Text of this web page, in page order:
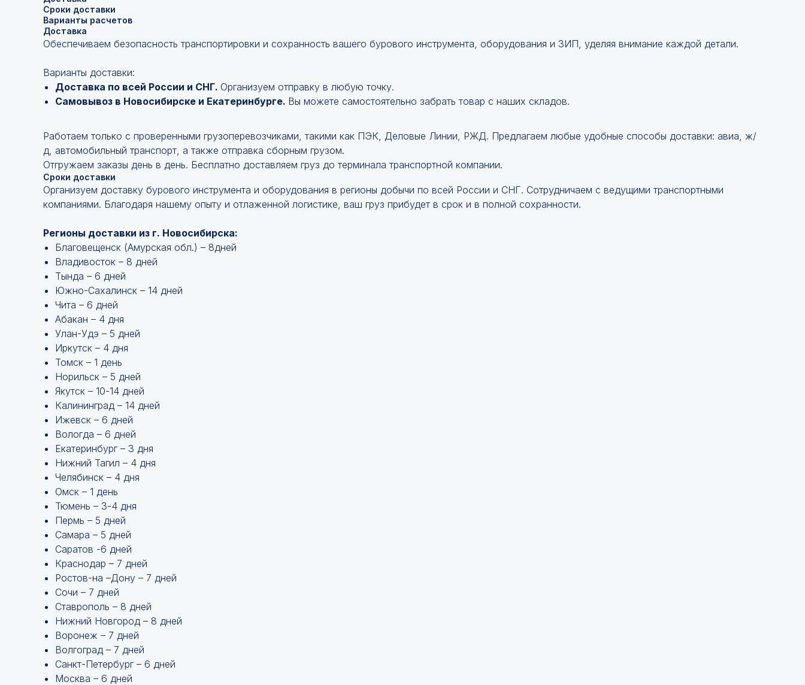
Сроки доставки
Варианты расчетов
Доставка
Обеспечиваем безопасность транспортировки и сохранность вашего бурового инструмента, оборудования и ЗИП, уделяя внимание каждой детали.
Варианты доставки:
Доставка по всей России и СНГ. Организуем отправку в любую точку.
Самовывоз в Новосибирске и Екатеринбурге. Вы можете самостоятельно забрать товар с наших складов.
Работаем только с проверенными грузоперевозчиками, такими как ПЭК, Деловые Линии, РЖД. Предлагаем любые удобные способы доставки: авиа, ж/
д, автомобильный транспорт, а также отправка сборным грузом.
Отгружаем заказы день в день. Бесплатно доставляем груз до терминала транспортной компании.
Сроки доставки
Организуем доставку бурового инструмента и оборудования в регионы добычи по всей России и СНГ. Сотрудничаем с ведущими транспортными
компаниями. Благодаря нашему опыту и отлаженной логистике, ваш груз прибудет в срок и в полной сохранности.
Регионы доставки из г. Новосибирска:
Благовещенск (Амурская обл.) – 8дней
Владивосток – 8 дней
Тында – 6 дней
Южно-Сахалинск – 14 дней
Чита – 6 дней
Абакан – 4 дня
Улан-Удэ – 5 дней
Иркутск – 4 дня
Томск – 1 день
Норильск – 5 дней
Якутск – 10-14 дней
Калининград – 14 дней
Ижевск – 6 дней
Вологда – 6 дней
Екатеринбург – 3 дня
Нижний Тагил – 4 дня
Челябинск – 4 дня
Омск – 1 день
Тюмень – 3-4 дня
Пермь – 5 дней
Самара – 5 дней
Саратов -6 дней
Краснодар – 7 дней
Ростов-на –Дону – 7 дней
Сочи – 7 дней
Ставрополь – 8 дней
Нижний Новгород – 8 дней
Воронеж – 7 дней
Волгоград – 7 дней
Санкт-Петербург – 6 дней
Москва – 6 дней